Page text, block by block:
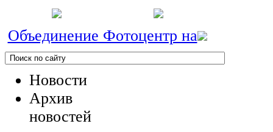
Объединение Фотоцентр на
Новости
Архив
новостей